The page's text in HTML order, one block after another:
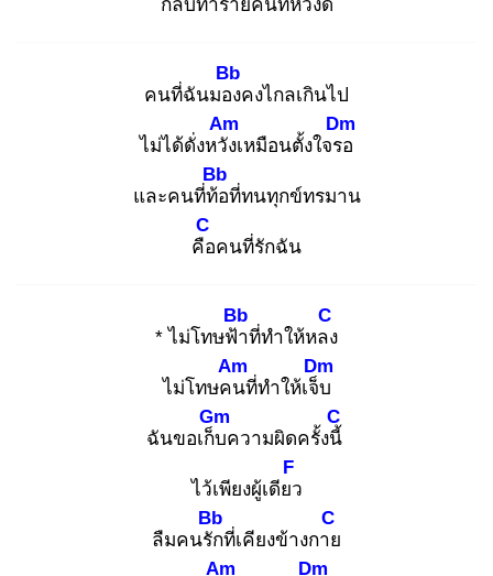
กลับทำร้ายคนที่หวังดี
คนที่ฉันมอง
Bb
คงไกลเกินไป
ไม่ได้ดั่งหวัง
Am
เหมือนตั้งใจรอ
Dm
และคนที่ท้อ
Bb
ที่ทนทุกข์ทรมาน
คือ
C
คนที่รักฉัน
* ไม่โทษฟ้า
Bb
ที่ทำให้หลง
C
ไม่โทษคน
Am
ที่ทำให้เจ็บ
Dm
ฉันขอเก็บ
Gm
ความผิดครั้งนี้
C
ไว้เพียงผู้เดียว
F
ลืมคนรัก
Bb
ที่เคียงข้างกาย
C
Am
Dm